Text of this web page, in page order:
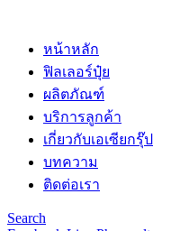
หน้าหลัก
ฟิลเลอร์ปุ๋ย
ผลิตภัณฑ์
บริการลูกค้า
เกี่ยวกับเอเซียกรุ๊ป
บทความ
ติดต่อเรา
Search